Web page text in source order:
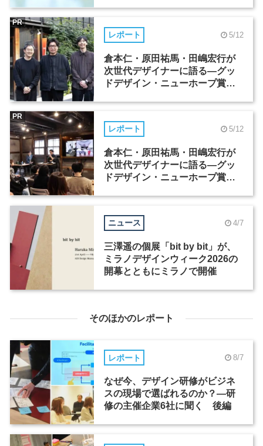
レポート 5/12
倉本仁・原田祐馬・田嶋宏行が
次世代デザイナーに語る―グッ
ドデザイン・ニューホープ賞セ
PR
レポート 5/12
倉本仁・原田祐馬・田嶋宏行が
次世代デザイナーに語る―グッ
ドデザイン・ニューホープ賞セ
PR
ニュース 4/7
三澤遥の個展「bit by bit」が、
ミラノデザインウィーク2026の
開幕とともにミラノで開催
そのほかのレポート
レポート 8/7
なぜ今、デザイン研修がビジネ
スの現場で選ばれるのか？―研
修の主催企業6社に聞く 後編